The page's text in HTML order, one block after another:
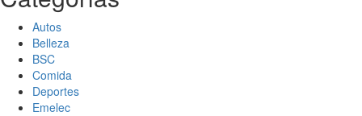
Autos
Belleza
BSC
Comida
Deportes
Emelec